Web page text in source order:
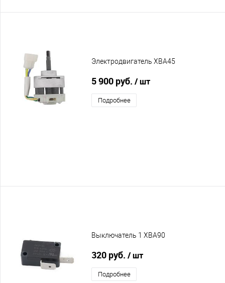
Электродвигатель XBA45
5 900 руб. / шт
Подробнее
Выключатель 1 XBA90
320 руб. / шт
Подробнее